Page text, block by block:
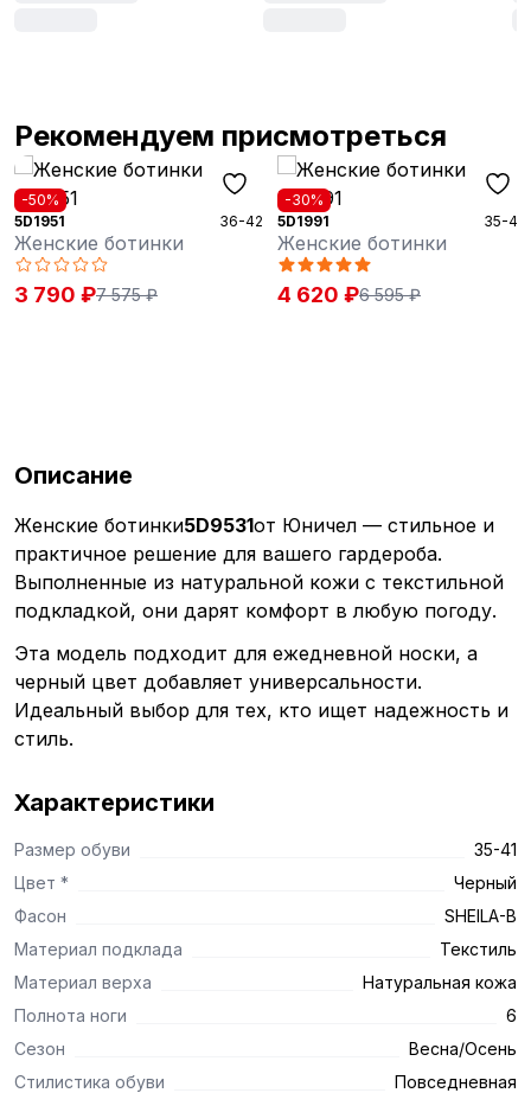
Рекомендуем присмотреться
-50%
5D1951
36-42
Женские ботинки
3 790 ₽7 575 ₽
-30%
5D1991
35-42
Женские ботинки
4 620 ₽6 595 ₽
Описание
Женские ботинки5D9531от Юничел — стильное и
практичное решение для вашего гардероба.
Выполненные из натуральной кожи с текстильной
подкладкой, они дарят комфорт в любую погоду.
Эта модель подходит для ежедневной носки, а
черный цвет добавляет универсальности.
Идеальный выбор для тех, кто ищет надежность и
стиль.
Характеристики
Размер обуви
35-41
Цвет *
Черный
Фасон
SHEILA-B
Материал подклада
Текстиль
Материал верха
Натуральная кожа
Полнота ноги
6
Сезон
Весна/Осень
Стилистика обуви
Повседневная